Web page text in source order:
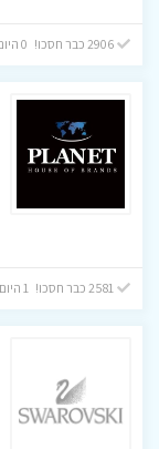
2906 כבר חסכו! 0 היום
2581 כבר חסכו! 1 היום